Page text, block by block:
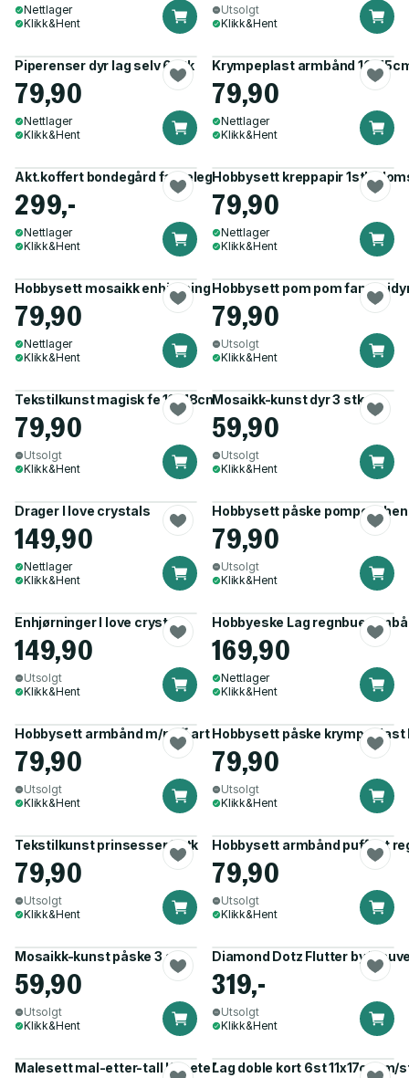
Nettlager
Klikk&Hent
Utsolgt
Klikk&Hent
Piperenser dyr lag selv 6 stk
79,90
Nettlager
Klikk&Hent
Krympeplast armbånd
79,90
Nettlager
Klikk&Hent
Akt.koffert bondegård fargelegge+hobby
299,-
Nettlager
Klikk&Hent
Hobbysett kreppapir 1stk
79,90
Nettlager
Klikk&Hent
Hobbysett mosaikk enhjørning 4pk
79,90
Nettlager
Klikk&Hent
Hobbysett pom pom
79,90
Utsolgt
Klikk&Hent
Tekstilkunst magisk fe 13x18cm
79,90
Utsolgt
Klikk&Hent
Mosaikk-kunst dyr 3 stk
59,90
Utsolgt
Klikk&Hent
Drager I love crystals
149,90
Nettlager
Klikk&Hent
Hobbysett påske pompom
79,90
Utsolgt
Klikk&Hent
Enhjørninger I love crystals
149,90
Utsolgt
Klikk&Hent
Hobbyeske Lag
169,90
Nettlager
Klikk&Hent
Hobbysett armbånd m/puff art godis 4 stk
79,90
Utsolgt
Klikk&Hent
Hobbysett påske krympeplast
79,90
Utsolgt
Klikk&Hent
Tekstilkunst prinsesser 1 stk
79,90
Utsolgt
Klikk&Hent
Hobbysett armbånd puff art
79,90
Utsolgt
Klikk&Hent
Mosaikk-kunst påske 3 stk
59,90
Utsolgt
Klikk&Hent
Diamond Dotz Flutter by
319,-
Utsolgt
Klikk&Hent
Malesett mal-etter-tall Kosete katterLag doble kort 6st 11x17cm